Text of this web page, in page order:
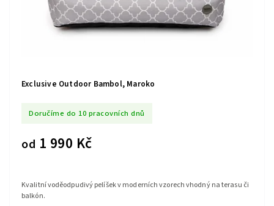
Exclusive Outdoor Bambol, Maroko
Doručíme do 10 pracovních dnů
od 1 990 Kč
Kvalitní voděodpudivý pelíšek v moderních vzorech vhodný na terasu či
balkón.